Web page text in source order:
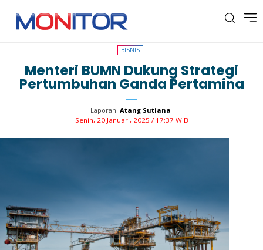
BISNIS
BISNIS
Menteri BUMN Dukung Strategi
Pertumbuhan Ganda Pertamina
Laporan: Atang Sutiana
Senin, 20 Januari, 2025 / 17:37 WIB